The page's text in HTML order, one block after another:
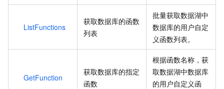
ListFunctions
获取数据库的函数
列表
批量获取数据湖中
数据库的用户自定
义函数列表。
GetFunction
获取数据库的指定
函数
根据函数名称，获
取数据湖中数据库
的用户自定义函